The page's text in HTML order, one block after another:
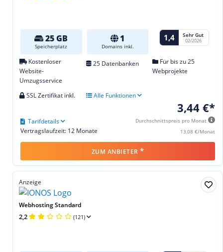
25 GB
Speicherplatz
1
Domains inkl.
1,4 Sehr Gut
02/2026
Kostenloser
Website-
Umzugsservice
25 Datenbanken
Für bis zu 25
Webprojekte
SSL Zertifikat inkl. Alle Funktionen
3,44 €*
Durchschnittspreis pro Monat
13,08 €/Monat
Vertragslaufzeit: 12 Monate
Tarifdetails
ZUM ANBIETER *
Anzeige
Webhosting Standard
2,2 (121)